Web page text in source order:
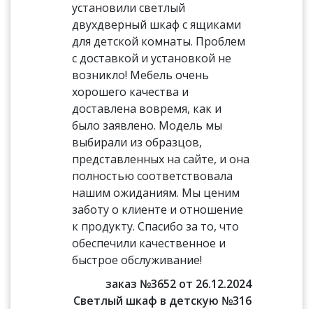
установили светлый
двухдверный шкаф с ящиками
для детской комнаты. Проблем
с доставкой и установкой не
возникло! Мебель очень
хорошего качества и
доставлена вовремя, как и
было заявлено. Модель мы
выбирали из образцов,
представленных на сайте, и она
полностью соответствовала
нашим ожиданиям. Мы ценим
заботу о клиенте и отношение
к продукту. Спасибо за то, что
обеспечили качественное и
быстрое обслуживание!
заказ №3652 от 26.12.2024
Светлый шкаф в детскую №316